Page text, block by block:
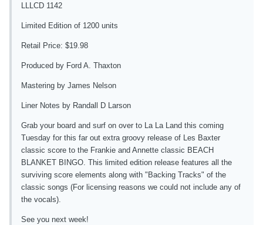
LLLCD 1142
Limited Edition of 1200 units
Retail Price: $19.98
Produced by Ford A. Thaxton
Mastering by James Nelson
Liner Notes by Randall D Larson
Grab your board and surf on over to La La Land this coming
Tuesday for this far out extra groovy release of Les Baxter
classic score to the Frankie and Annette classic BEACH
BLANKET BINGO. This limited edition release features all the
surviving score elements along with "Backing Tracks" of the
classic songs (For licensing reasons we could not include any of
the vocals).
See you next week!